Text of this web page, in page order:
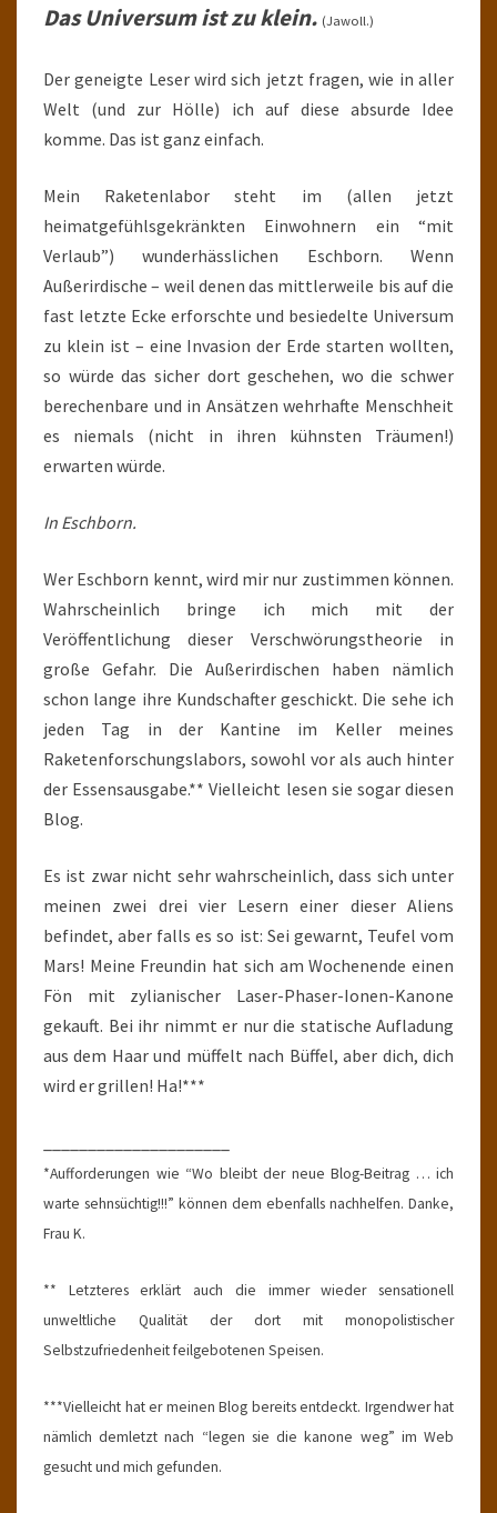
Das Universum ist zu klein. (Jawoll.)
Der geneigte Leser wird sich jetzt fragen, wie in aller
Welt (und zur Hölle) ich auf diese absurde Idee
komme. Das ist ganz einfach.
Mein Raketenlabor steht im (allen jetzt
heimatgefühlsgekränkten Einwohnern ein “mit
Verlaub”) wunderhässlichen Eschborn. Wenn
Außerirdische – weil denen das mittlerweile bis auf die
fast letzte Ecke erforschte und besiedelte Universum
zu klein ist – eine Invasion der Erde starten wollten,
so würde das sicher dort geschehen, wo die schwer
berechenbare und in Ansätzen wehrhafte Menschheit
es niemals (nicht in ihren kühnsten Träumen!)
erwarten würde.
In Eschborn.
Wer Eschborn kennt, wird mir nur zustimmen können.
Wahrscheinlich bringe ich mich mit der
Veröffentlichung dieser Verschwörungstheorie in
große Gefahr. Die Außerirdischen haben nämlich
schon lange ihre Kundschafter geschickt. Die sehe ich
jeden Tag in der Kantine im Keller meines
Raketenforschungslabors, sowohl vor als auch hinter
der Essensausgabe.** Vielleicht lesen sie sogar diesen
Blog.
Es ist zwar nicht sehr wahrscheinlich, dass sich unter
meinen zwei drei vier Lesern einer dieser Aliens
befindet, aber falls es so ist: Sei gewarnt, Teufel vom
Mars! Meine Freundin hat sich am Wochenende einen
Fön mit zylianischer Laser-Phaser-Ionen-Kanone
gekauft. Bei ihr nimmt er nur die statische Aufladung
aus dem Haar und müffelt nach Büffel, aber dich, dich
wird er grillen! Ha!***
*Aufforderungen wie “Wo bleibt der neue Blog-Beitrag … ich
warte sehnsüchtig!!!” können dem ebenfalls nachhelfen. Danke,
Frau K.
** Letzteres erklärt auch die immer wieder sensationell
unweltliche Qualität der dort mit monopolistischer
Selbstzufriedenheit feilgebotenen Speisen.
***Vielleicht hat er meinen Blog bereits entdeckt. Irgendwer hat
nämlich demletzt nach “legen sie die kanone weg” im Web
gesucht und mich gefunden.